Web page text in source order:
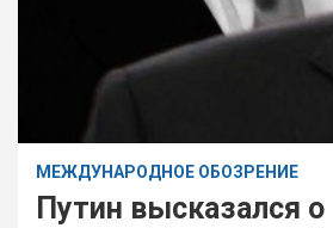
МЕЖДУНАРОДНОЕ ОБОЗРЕНИЕ
Путин высказался